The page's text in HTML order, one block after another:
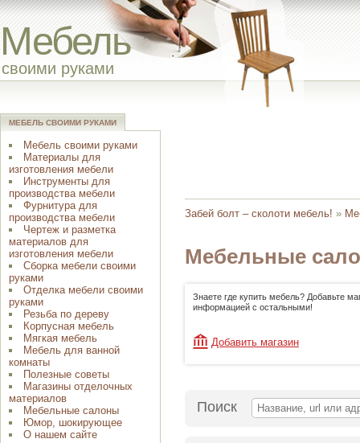
Мебель
своими руками
Забей болт – сколоти мебель! »
Мебельные
Знаете где купить мебель? Добавьте
информацией с остальными!
Добавить магазин
Поиск
МЕБЕЛЬ СВОИМИ РУКАМИ
Мебель своими руками
Материалы для
изготовления мебели
Инструменты для
производства мебели
Фурнитура для
производства мебели
Чертеж и разметка
материалов для
изготовления мебели
Сборка мебели своими
руками
Отделка мебели своими
руками
Резьба по дереву
Корпусная мебель
Мягкая мебель
Мебель для ванной
комнаты
Полезные советы
Магазины отделочных
материалов
Мебельные салоны
Юмор, шокирующее
О нашем сайте